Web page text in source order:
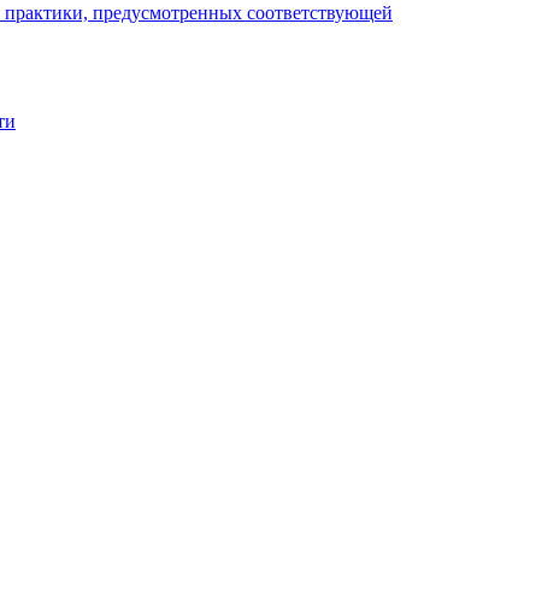
предусмотренных соответствующей